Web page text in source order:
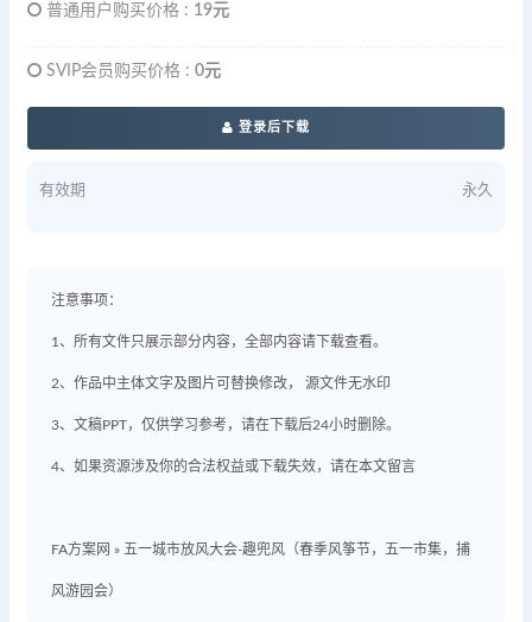
普通用户购买价格 : 19元
SVIP会员购买价格 : 0元
登录后下载
有效期 永久
注意事项：
1、所有文件只展示部分内容，全部内容请下载查看。
2、作品中主体文字及图片可替换修改， 源文件无水印
3、文稿PPT，仅供学习参考，请在下载后24小时删除。
4、如果资源涉及你的合法权益或下载失效，请在本文留言
FA方案网 » 五一城市放风大会-趣兜风（春季风筝节，五一市集，捕
风游园会）